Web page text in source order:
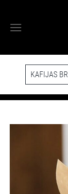
KAFIJAS